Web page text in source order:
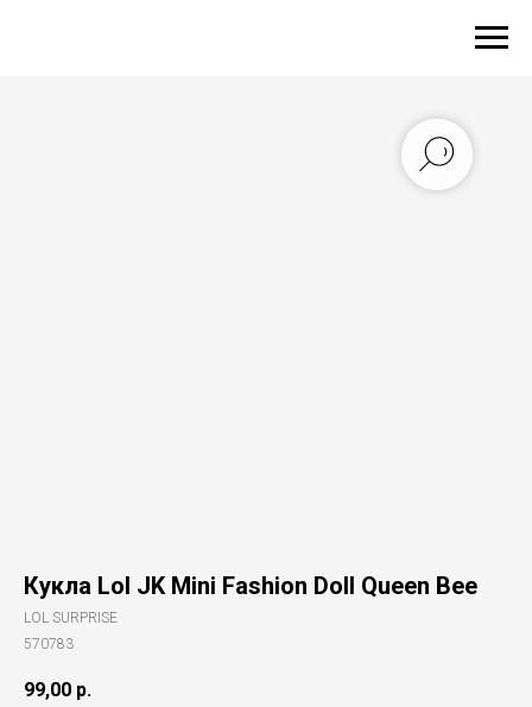
Кукла Lol JK Mini Fashion Doll Queen Bee
LOL SURPRISE
570783
99,00 р.